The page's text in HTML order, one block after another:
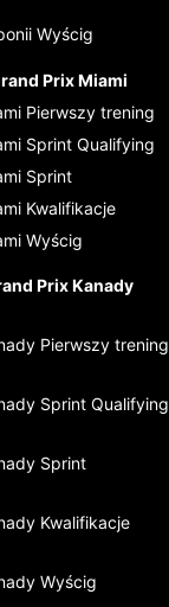
Wyścig
Prix Miami
Pierwszy trening
Sprint Qualifying
Sprint
Kwalifikacje
Wyścig
Prix Kanady
Pierwszy trening
Sprint Qualifying
Sprint
Kwalifikacje
Wyścig